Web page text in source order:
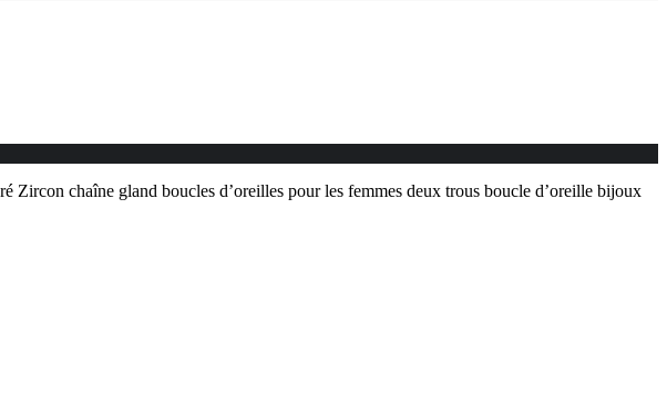
chaîne gland boucles d’oreilles pour les femmes deux trous boucle d’oreille bijoux